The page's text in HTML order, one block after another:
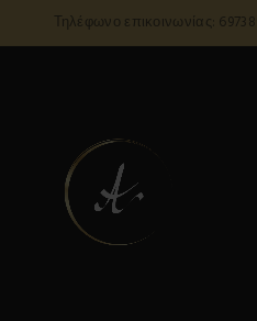
Τηλέφωνο επικοινωνίας: